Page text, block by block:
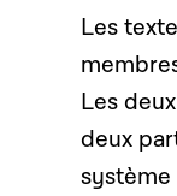
Les
Les
deux